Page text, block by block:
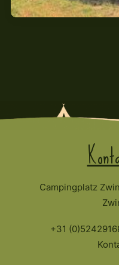
Campingplatz
+31